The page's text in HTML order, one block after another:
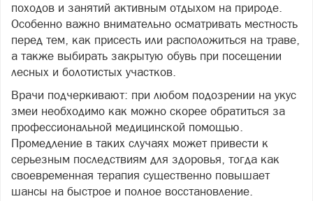
походов и занятий активным отдыхом на природе.
Особенно важно внимательно осматривать местность
перед тем, как присесть или расположиться на траве,
а также выбирать закрытую обувь при посещении
лесных и болотистых участков.
Врачи подчеркивают: при любом подозрении на укус
змеи необходимо как можно скорее обратиться за
профессиональной медицинской помощью.
Промедление в таких случаях может привести к
серьезным последствиям для здоровья, тогда как
своевременная терапия существенно повышает
шансы на быстрое и полное восстановление.